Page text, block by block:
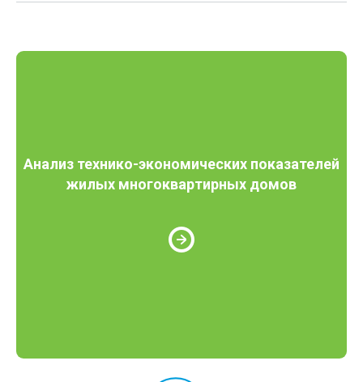
Анализ технико-экономических показателей
жилых многоквартирных домов